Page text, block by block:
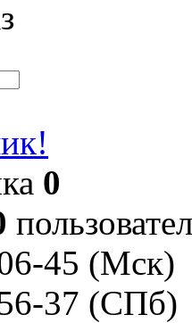
0
45 (Мск)
37 (СПб)